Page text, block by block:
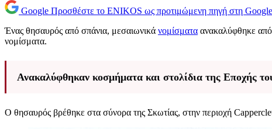
Google Προσθέστε το ENIKOS ως προτιμώμενη πηγή στη Google
Ένας θησαυρός από σπάνια, μεσαιωνικά νομίσματα ανακαλύφθηκε
νομίσματα.
Ανακαλύφθηκαν κοσμήματα και στολίδια της Εποχής
Ο θησαυρός βρέθηκε στα σύνορα της Σκωτίας, στην περιοχή